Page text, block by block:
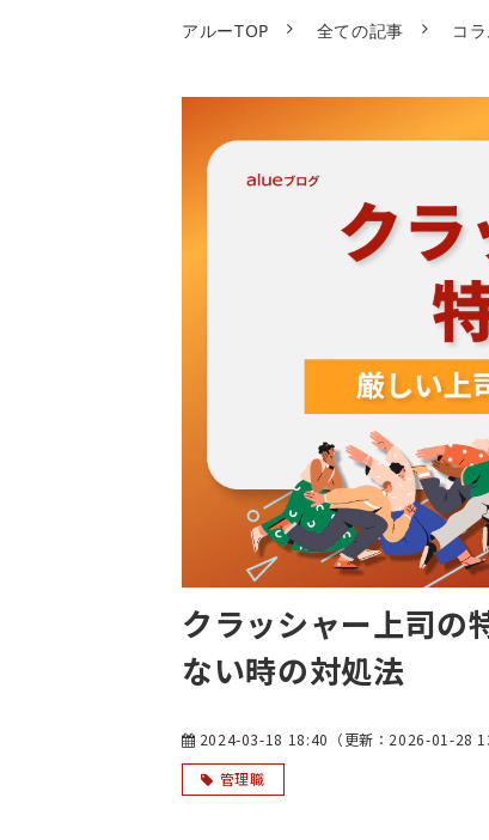
アルーTOP 全ての記事 コ
クラッシャー上司の
ない時の対処法
2024-03-18 18:40 （更新： 2026-01-28
管理職